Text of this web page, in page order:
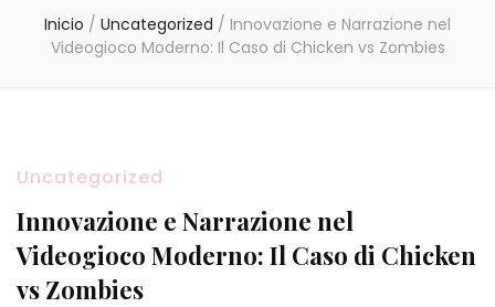
Inicio / Uncategorized / Innovazione e Narrazione nel
Videogioco Moderno: Il Caso di Chicken vs Zombies
Uncategorized
Innovazione e Narrazione nel
Videogioco Moderno: Il Caso di Chicken
vs Zombies